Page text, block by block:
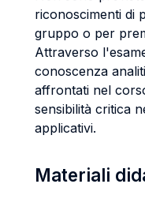
riconoscimenti di
gruppo o per
Attraverso
conoscenza
affrontati nel
sensibilità critica
applicativi.
Materiali